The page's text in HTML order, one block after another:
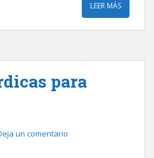
LEER MÁS
para
un comentario